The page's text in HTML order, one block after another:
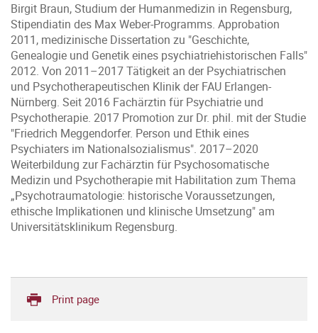
Birgit Braun, Studium der Humanmedizin in Regensburg,
Stipendiatin des Max Weber-Programms. Approbation
2011, medizinische Dissertation zu "Geschichte,
Genealogie und Genetik eines psychiatriehistorischen Falls"
2012. Von 2011–2017 Tätigkeit an der Psychiatrischen
und Psychotherapeutischen Klinik der FAU Erlangen-
Nürnberg. Seit 2016 Fachärztin für Psychiatrie und
Psychotherapie. 2017 Promotion zur Dr. phil. mit der Studie
"Friedrich Meggendorfer. Person und Ethik eines
Psychiaters im Nationalsozialismus". 2017–2020
Weiterbildung zur Fachärztin für Psychosomatische
Medizin und Psychotherapie mit Habilitation zum Thema
„Psychotraumatologie: historische Voraussetzungen,
ethische Implikationen und klinische Umsetzung" am
Universitätsklinikum Regensburg.
Print page